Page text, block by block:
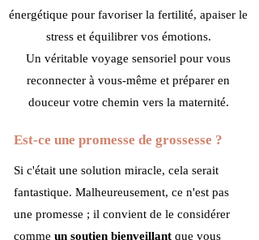
énergétique pour favoriser la fertilité, apaiser le
stress et équilibrer vos émotions.
Un véritable voyage sensoriel pour vous
reconnecter à vous-même et préparer en
douceur votre chemin vers la maternité.
Est-ce une promesse de grossesse ?
Si c'était une solution miracle, cela serait
fantastique. Malheureusement, ce n'est pas
une promesse ; il convient de le considérer
comme un soutien bienveillant que vous